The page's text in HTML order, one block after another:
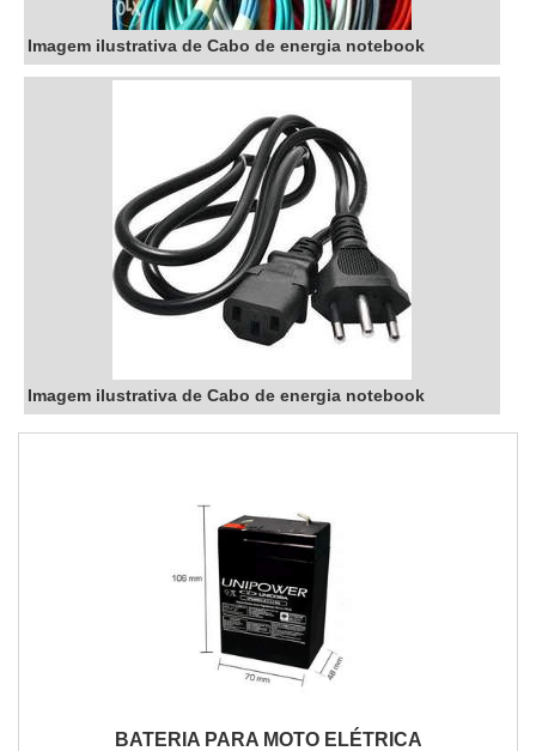
Imagem ilustrativa de Cabo de energia notebook
Imagem ilustrativa de Cabo de energia notebook
BATERIA PARA MOTO ELÉTRICA